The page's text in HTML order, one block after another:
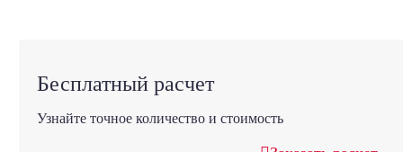
Бесплатный расчет
Узнайте точное количество и стоимость